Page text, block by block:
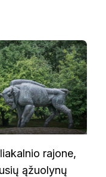
rajone,
ąžuolynų